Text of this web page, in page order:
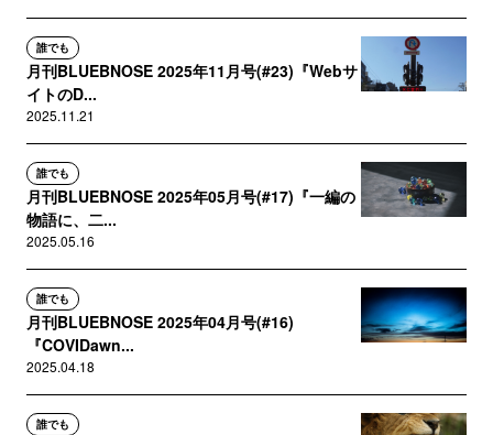
誰でも
月刊BLUEBNOSE 2025年11月号(#23)『Webサ
イトのD...
2025.11.21
誰でも
月刊BLUEBNOSE 2025年05月号(#17)『一編の
物語に、二...
2025.05.16
誰でも
月刊BLUEBNOSE 2025年04月号(#16)
『COVIDawn...
2025.04.18
誰でも